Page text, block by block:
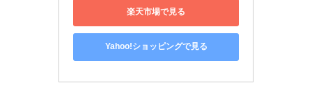
楽天市場で見る
Yahoo!ショッピングで見る